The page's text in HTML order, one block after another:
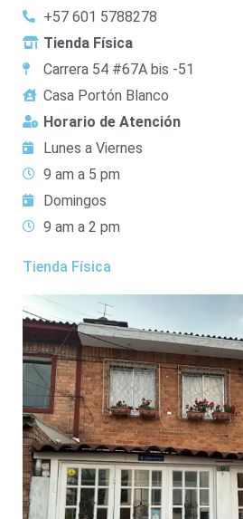
+57 601 5788278
Tienda Física
Carrera 54 #67A bis -51
Casa Portón Blanco
Horario de Atención
Lunes a Viernes
9 am a 5 pm
Domingos
9 am a 2 pm
Tienda Física